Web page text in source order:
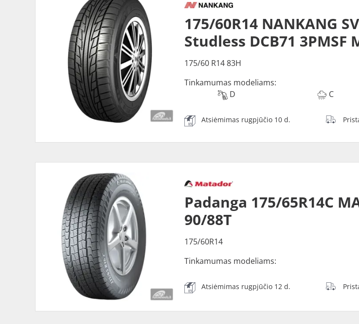
175/60R14 NANKANG
Studless DCB71 3PMSF
175/60 R14 83H
Tinkamumas modeliams:
D
C
Atsiėmimas rugpjūčio 10 d.
Padanga 175/65R14C
90/88T
175/60R14
Tinkamumas modeliams:
Atsiėmimas rugpjūčio 12 d.